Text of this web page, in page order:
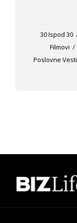
30 Ispod 30
Filmovi
Poslovne Vesti